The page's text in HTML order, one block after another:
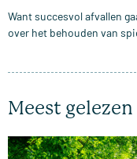
Want succesvol afvallen
over het behouden van
Meest